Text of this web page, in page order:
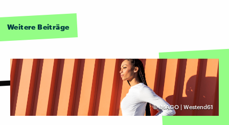
Weitere Beiträge
©IMAGO | Westend61